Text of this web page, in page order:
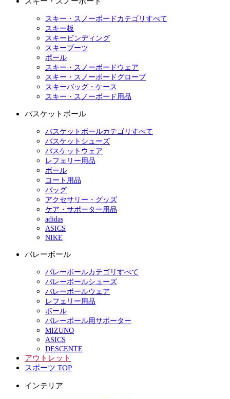
スキー・スノーボードカテゴリすべて
スキー板
スキービンディング
スキーブーツ
ポール
スキー・スノーボードウェア
スキー・スノーボードグローブ
スキーバッグ・ケース
スキー・スノーボード用品
バスケットボール
バスケットボールカテゴリすべて
バスケットシューズ
バスケットウェア
レフェリー用品
ボール
コート用品
バッグ
アクセサリー・グッズ
ケア・サポーター用品
adidas
ASICS
NIKE
バレーボール
バレーボールカテゴリすべて
バレーボールシューズ
バレーボールウェア
レフェリー用品
ボール
バレーボール用サポーター
MIZUNO
ASICS
DESCENTE
アウトレット
スポーツ TOP
インテリア